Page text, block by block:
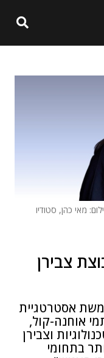
מאי כהן, סטודיו
60% מקבוצת צבירן
אסטרטגיית
אוחנה-קול,
וצבירן
בתחומי